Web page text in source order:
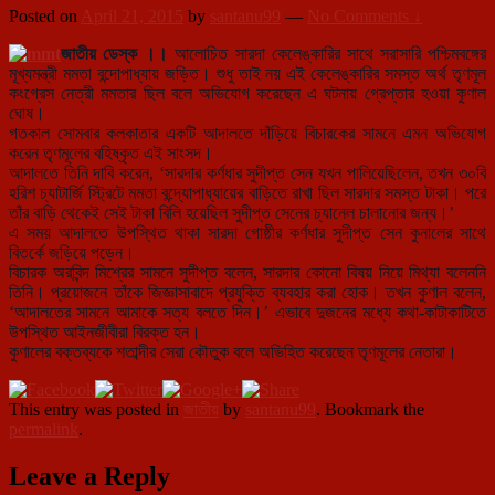
Posted on April 21, 2015 by santanu99 — No Comments ↓
জাতীয় ডেস্ক ।। আলোচিত সারদা কেলেঙ্কারির সাথে সরাসারি পশ্চিমবঙ্গের
মূখ্যমন্ত্রী মমতা বন্দোপাধ্যায় জড়িত। শুধু তাই নয় এই কেলেঙ্কারির সমস্ত অর্থ তৃণমূল
কংগ্রেস নেত্রী মমতার ছিল বলে অভিযোগ করেছেন এ ঘটনায় গ্রেপ্তার হওয়া কুণাল
ঘোষ।
গতকাল সোমবার কলকাতার একটি আদালতে দাঁড়িয়ে বিচারকের সামনে এমন অভিযোগ
করেন তৃণমূলের বহিষ্কৃত এই সাংসদ।
আদালতে তিনি দাবি করেন, ‘সারদার কর্ণধার সুদীপ্ত সেন যখন পালিয়েছিলেন, তখন ৩০বি
হরিশ চ্যাটার্জি স্ট্রিটে মমতা বন্দ্যোপাধ্যায়ের বাড়িতে রাখা ছিল সারদার সমস্ত টাকা। পরে
তাঁর বাড়ি থেকেই সেই টাকা বিলি হয়েছিল সুদীপ্ত সেনের চ্যানেল চালানোর জন্য।’
এ সময় আদালতে উপস্থিত থাকা সারদা গোষ্ঠীর কর্ণধার সুদীপ্ত সেন কুনালের সাথে
বিতর্কে জড়িয়ে পড়েন।
বিচারক অরবিন্দ মিশ্রের সামনে সুদীপ্ত বলেন, সারদার কোনো বিষয় নিয়ে মিথ্যা বলেননি
তিনি। প্রয়োজনে তাঁকে জিজ্ঞাসাবাদে প্রযুক্তি ব্যবহার করা হোক। তখন কুণাল বলেন,
‘আদালতের সামনে আমাকে সত্য বলতে দিন।’ এভাবে দুজনের মধ্যে কথা-কাটাকাটিতে
উপস্থিত আইনজীবীরা বিরক্ত হন।
কুণালের বক্তব্যকে শতাব্দীর সেরা কৌতুক বলে অভিহিত করেছেন তৃণমূলের নেতারা।
This entry was posted in জাতীয় by santanu99. Bookmark the
permalink.
Leave a Reply